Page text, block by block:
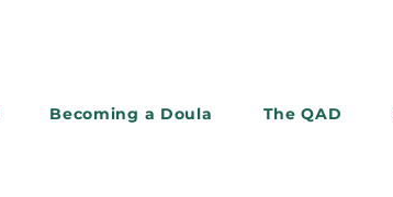
Becoming a Doula The QAD